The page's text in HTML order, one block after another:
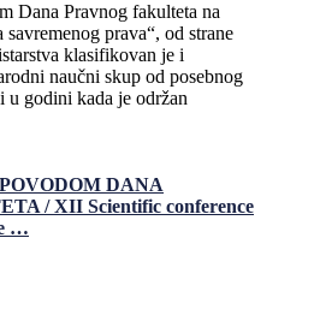
Dana Pravnog fakulteta na
prava“, od strane
klasifikovan je i
naučni skup od posebnog
u godini kada je održan
DANA
/ XII Scientific conference
…